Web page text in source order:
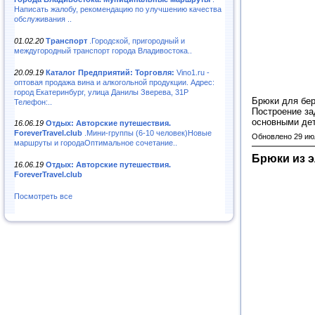
Написать жалобу, рекомендацию по улучшению качества
обслуживания ..
01.02.20 Транспорт .Городской, пригородный и
междугородный транспорт города Владивостока..
20.09.19 Каталог Предприятий: Торговля: Vino1.ru -
оптовая продажа вина и алкогольной продукции. Адрес:
город Екатеринбург, улица Данилы Зверева, 31Р
Телефон:..
16.06.19 Отдых: Авторские путешествия.
ForeverTravel.club .Мини-группы (6-10 человек)Новые
маршруты и городаОптимальное сочетание..
16.06.19 Отдых: Авторские путешествия.
ForeverTravel.club
Посмотреть все
Брюки для
Построение
основными
Обновлено 29
Брюки из